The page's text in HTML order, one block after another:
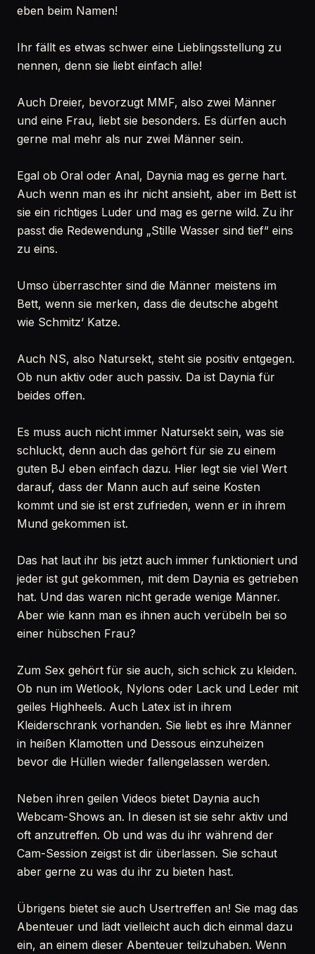
eben beim Namen!
Ihr fällt es etwas schwer eine Lieblingsstellung zu
nennen, denn sie liebt einfach alle!
Auch Dreier, bevorzugt MMF, also zwei Männer
und eine Frau, liebt sie besonders. Es dürfen auch
gerne mal mehr als nur zwei Männer sein.
Egal ob Oral oder Anal, Daynia mag es gerne hart.
Auch wenn man es ihr nicht ansieht, aber im Bett ist
sie ein richtiges Luder und mag es gerne wild. Zu ihr
passt die Redewendung „Stille Wasser sind tief“ eins
zu eins.
Umso überraschter sind die Männer meistens im
Bett, wenn sie merken, dass die deutsche abgeht
wie Schmitz‘ Katze.
Auch NS, also Natursekt, steht sie positiv entgegen.
Ob nun aktiv oder auch passiv. Da ist Daynia für
beides offen.
Es muss auch nicht immer Natursekt sein, was sie
schluckt, denn auch das gehört für sie zu einem
guten BJ eben einfach dazu. Hier legt sie viel Wert
darauf, dass der Mann auch auf seine Kosten
kommt und sie ist erst zufrieden, wenn er in ihrem
Mund gekommen ist.
Das hat laut ihr bis jetzt auch immer funktioniert und
jeder ist gut gekommen, mit dem Daynia es getrieben
hat. Und das waren nicht gerade wenige Männer.
Aber wie kann man es ihnen auch verübeln bei so
einer hübschen Frau?
Zum Sex gehört für sie auch, sich schick zu kleiden.
Ob nun im Wetlook, Nylons oder Lack und Leder mit
geiles Highheels. Auch Latex ist in ihrem
Kleiderschrank vorhanden. Sie liebt es ihre Männer
in heißen Klamotten und Dessous einzuheizen
bevor die Hüllen wieder fallengelassen werden.
Neben ihren geilen Videos bietet Daynia auch
Webcam-Shows an. In diesen ist sie sehr aktiv und
oft anzutreffen. Ob und was du ihr während der
Cam-Session zeigst ist dir überlassen. Sie schaut
aber gerne zu was du ihr zu bieten hast.
Übrigens bietet sie auch Usertreffen an! Sie mag das
Abenteuer und lädt vielleicht auch dich einmal dazu
ein, an einem dieser Abenteuer teilzuhaben. Wenn